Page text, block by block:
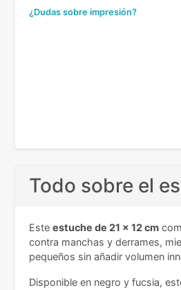
¿Dudas sobre impresión?
Todo sobre el
Este estuche de 21 x 12 cm
contra manchas y derrames,
pequeños sin añadir volumen
Disponible en negro y fucsia,